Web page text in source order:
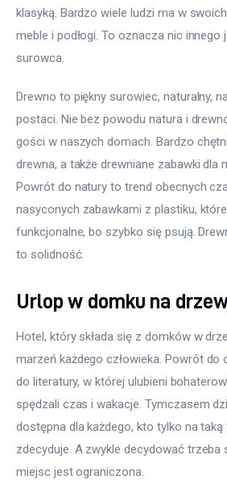
klasyką. Bardzo wiele ludzi ma w
meble i podłogi. To oznacza nic innego
surowca.
Drewno to piękny surowiec, naturalny,
postaci. Nie bez powodu natura i
gości w naszych domach. Bardzo
drewna, a także drewniane zabawki dla
Powrót do natury to trend obecnych
nasyconych zabawkami z plastiku,
funkcjonalne, bo szybko się psują.
to solidność.
Urlop w domku na
Hotel, który składa się z domków w
marzeń każdego człowieka. Powrót
do literatury, w której ulubieni
spędzali czas i wakacje. Tymczasem
dostępna dla każdego, kto tylko na
zdecyduje. A zwykle decydować trzeba
miejsc jest ograniczona.